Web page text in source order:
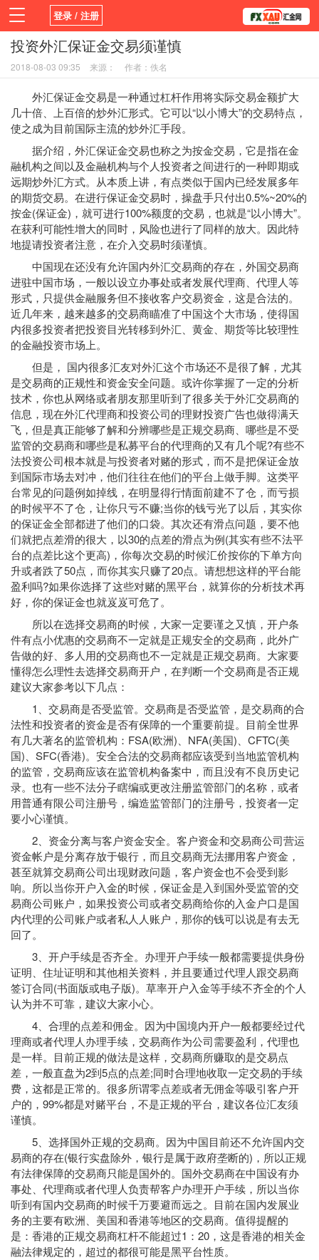
登录 / 注册
首页 新闻 观点
平台
指标EA 书籍
投资外汇保证金交易须谨慎
2018-08-03 09:35 来源： 作者：佚名
外汇保证金交易是一种通过杠杆作用将实际交易金额扩大
几十倍、上百倍的炒外汇形式。它可以“以小博大”的交易特点，
使之成为目前国际主流的炒外汇手段。
据介绍，外汇保证金交易也称之为按金交易，它是指在金
融机构之间以及金融机构与个人投资者之间进行的一种即期或
远期炒外汇方式。从本质上讲，有点类似于国内已经发展多年
的期货交易。在进行保证金交易时，操盘手只付出0.5%~20%的
按金(保证金)，就可进行100%额度的交易，也就是“以小博大”。
在获利可能性增大的同时，风险也进行了同样的放大。因此特
地提请投资者注意，在介入交易时须谨慎。
中国现在还没有允许国内外汇交易商的存在，外国交易商
进驻中国市场，一般以设立办事处或者发展代理商、代理人等
形式，只提供金融服务但不接收客户交易资金，这是合法的。
近几年来，越来越多的交易商瞄准了中国这个大市场，使得国
内很多投资者把投资目光转移到外汇、黄金、期货等比较理性
的金融投资市场上。
但是， 国内很多汇友对外汇这个市场还不是很了解，尤其
是交易商的正规性和资金安全问题。或许你掌握了一定的分析
技术，你也从网络或者朋友那里听到了很多关于外汇交易商的
信息，现在外汇代理商和投资公司的理财投资广告也做得满天
飞，但是真正能够了解和分辨哪些是正规交易商、哪些是不受
监管的交易商和哪些是私募平台的代理商的又有几个呢?有些不
法投资公司根本就是与投资者对赌的形式，而不是把保证金放
到国际市场去对冲，他们往往在他们的平台上做手脚。这类平
台常见的问题例如掉线，在明显得行情面前建不了仓，而亏损
的时候平不了仓，让你只亏不赚;当你的钱亏光了以后，其实你
的保证金全部都进了他们的口袋。其次还有滑点问题，要不他
们就把点差滑的很大，以30的点差的滑点为例(其实有些不法平
台的点差比这个更高)，你每次交易的时候汇价按你的下单方向
升或者跌了50点，而你其实只赚了20点。请想想这样的平台能
盈利吗?如果你选择了这些对赌的黑平台，就算你的分析技术再
好，你的保证金也就岌岌可危了。
所以在选择交易商的时候，大家一定要谨之又慎，开户条
件有点小优惠的交易商不一定就是正规安全的交易商，此外广
告做的好、多人用的交易商也不一定就是正规交易商。大家要
懂得怎么理性去选择交易商开户，在判断一个交易商是否正规
建议大家参考以下几点：
1、交易商是否受监管。交易商是否受监管，是交易商的合
法性和投资者的资金是否有保障的一个重要前提。目前全世界
有几大著名的监管机构：FSA(欧洲)、NFA(美国)、CFTC(美
国)、SFC(香港)。安全合法的交易商都应该受到当地监管机构
的监管，交易商应该在监管机构备案中，而且没有不良历史记
录。也有一些不法分子瞎编或更改注册监管部门的名称，或者
用普通有限公司注册号，编造监管部门的注册号，投资者一定
要小心谨慎。
2、资金分离与客户资金安全。客户资金和交易商公司营运
资金帐户是分离存放于银行，而且交易商无法挪用客户资金，
甚至就算交易商公司出现财政问题，客户资金也不会受到影
响。所以当你开户入金的时候，保证金是入到国外受监管的交
易商公司账户，如果投资公司或者交易商给你的入金户口是国
内代理的公司账户或者私人人账户，那你的钱可以说是有去无
回了。
3、开户手续是否齐全。办理开户手续一般都需要提供身份
证明、住址证明和其他相关资料，并且要通过代理人跟交易商
签订合同(书面版或电子版)。草率开户入金等手续不齐全的个人
认为并不可靠，建议大家小心。
4、合理的点差和佣金。因为中国境内开户一般都要经过代
理商或者代理人办理手续，交易商作为公司需要盈利，代理也
是一样。目前正规的做法是这样，交易商所赚取的是交易点
差，一般直盘为2到5点的点差;同时合理地收取一定交易的手续
费，这都是正常的。很多所谓零点差或者无佣金等吸引客户开
户的，99%都是对赌平台，不是正规的平台，建议各位汇友须
谨慎。
5、选择国外正规的交易商。因为中国目前还不允许国内交
易商的存在(银行实盘除外，银行是属于政府垄断的)，所以正规
有法律保障的交易商只能是国外的。国外交易商在中国设有办
事处、代理商或者代理人负责帮客户办理开户手续，所以当你
听到有国内交易商的时候千万要避而远之。目前在国内发展业
务的主要有欧洲、美国和香港等地区的交易商。值得提醒的
是：香港的正规交易商杠杆不能超过1：20，这是香港的相关金
融法律规定的，超过的都很可能是黑平台性质。